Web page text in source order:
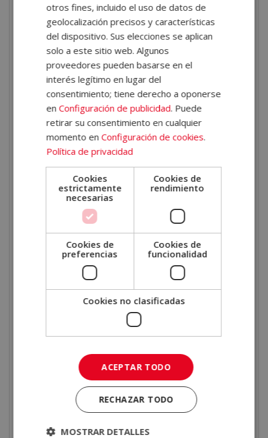
los factores familiares, emocionales, sociales y
educativos en la construcción de la personalidad y el
aprendizaje.
Además, conocerás los principios metodológicos que
sustentan lapedagogía Waldorf
importancia del juego libre, las actividades artísticas, el
trabajo manual, la conexión con la naturaleza y el
respeto por los ritmos individuales de cada niño.
También profundizarás en conceptos fundamentales
los septenios, los temperamentos y el
enfoque holístico del desarrollo humano.
Otro aspecto destacado del programa es el análisis de
las diferentesáreas del desarrollo infantil: motor,
sensorial, cognitivo, lingüístico y socioemocional. Esto
te permitirá obtener una visión integral del aprendizaje
y comprender cómo se interrelacionan todos estos
procesos dentro de la práctica educativa.
Salidas profesionales
Los conocimientos adquiridos en este máster pueden
resultar de interés para quienes desarrollan o desean
desarrollar su actividad profesional en
relacionados con la educación, la formación y el
acompañamiento al desarrollo infantil
otros fines, incluido el uso de datos de
geolocalización precisos y características
del dispositivo. Sus elecciones se aplican
solo a este sitio web. Algunos
proveedores pueden basarse en el
interés legítimo en lugar del
consentimiento; tiene derecho a oponerse
enConfiguración de publicidad. Puede
retirar su consentimiento en cualquier
momento enConfiguración de cookies.
Política de privacidad
Cookies
estrictamente
necesarias
Cookies de
rendimiento
Cookies de
preferencias
Cookies de
funcionalidad
Cookies no clasificadas
ACEPTAR TODO
RECHAZAR TODO
MOSTRAR DETALLES